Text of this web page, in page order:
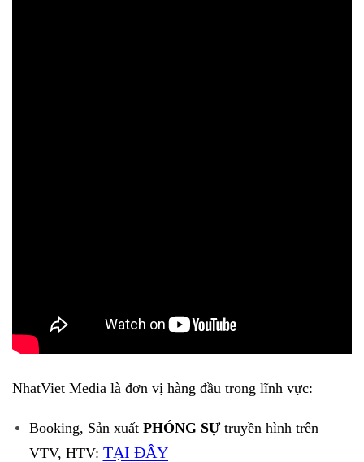
NhatViet Media là đơn vị hàng đầu trong lĩnh vực:
Booking, Sản xuất PHÓNG SỰtruyền hình trên
VTV, HTV: TẠI ĐÂY